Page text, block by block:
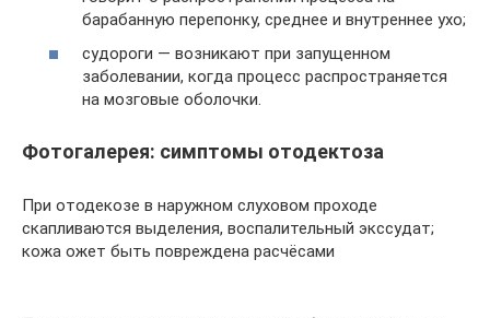
барабанную перепонку, среднее и внутреннее ухо;
судороги — возникают при запущенном
заболевании, когда процесс распространяется
на мозговые оболочки.
Фотогалерея: симптомы отодектоза
При отодекозе в наружном слуховом проходе
скапливаются выделения, воспалительный экссудат;
кожа ожет быть повреждена расчёсами